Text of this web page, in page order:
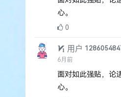
心。
0
用户
6月前
面对如此强贴，论
心。